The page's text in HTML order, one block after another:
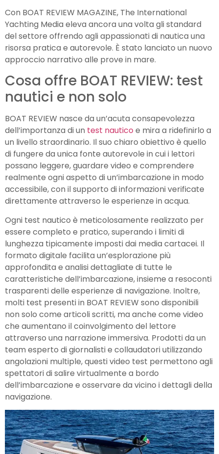
Con BOAT REVIEW MAGAZINE, The International
Yachting Media eleva ancora una volta gli standard
del settore offrendo agli appassionati di nautica una
risorsa pratica e autorevole. È stato lanciato un nuovo
approccio narrativo alle prove in mare.
Cosa offre BOAT REVIEW: test
nautici e non solo
BOAT REVIEW nasce da un’acuta consapevolezza
dell’importanza di un test nautico e mira a ridefinirlo a
un livello straordinario. Il suo chiaro obiettivo è quello
di fungere da unica fonte autorevole in cui i lettori
possano leggere, guardare video e comprendere
realmente ogni aspetto di un’imbarcazione in modo
accessibile, con il supporto di informazioni verificate
direttamente attraverso le esperienze in acqua.
Ogni test nautico è meticolosamente realizzato per
essere completo e pratico, superando i limiti di
lunghezza tipicamente imposti dai media cartacei. Il
formato digitale facilita un’esplorazione più
approfondita e analisi dettagliate di tutte le
caratteristiche dell’imbarcazione, insieme a resoconti
trasparenti delle esperienze di navigazione. Inoltre,
molti test presenti in BOAT REVIEW sono disponibili
non solo come articoli scritti, ma anche come video
che aumentano il coinvolgimento del lettore
attraverso una narrazione immersiva. Prodotti da un
team esperto di giornalisti e collaudatori utilizzando
angolazioni multiple, questi video test permettono agli
spettatori di salire virtualmente a bordo
dell’imbarcazione e osservare da vicino i dettagli della
navigazione.